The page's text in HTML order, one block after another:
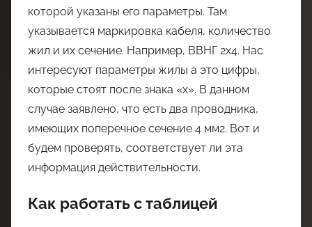
которой указаны его параметры. Там
указывается маркировка кабеля, количество
жил и их сечение. Например, ВВНГ 2х4. Нас
интересуют параметры жилы а это цифры,
которые стоят после знака «х». В данном
случае заявлено, что есть два проводника,
имеющих поперечное сечение 4 мм2. Вот и
будем проверять, соответствует ли эта
информация действительности.
Как работать с таблицей